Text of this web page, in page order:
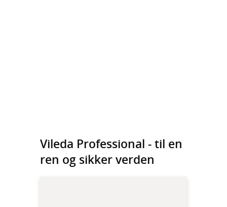
Vileda Professional - til en
ren og sikker verden